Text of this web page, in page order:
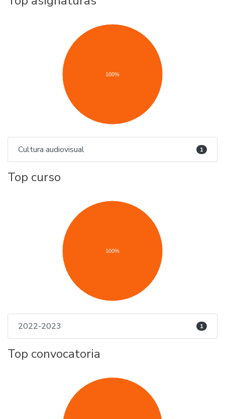
100%
Cultura audiovisual 1
Top curso
100%
2022-2023 1
Top convocatoria